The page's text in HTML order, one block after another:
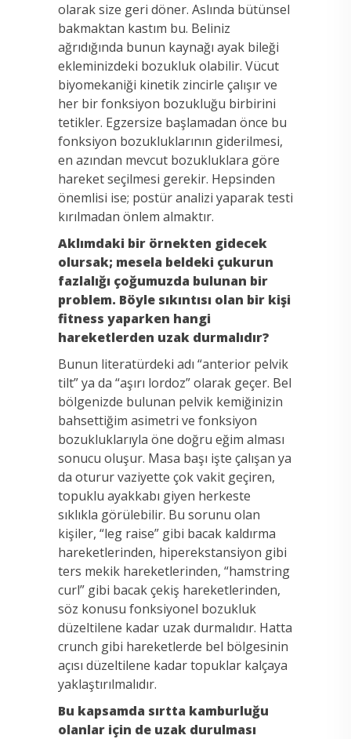
olarak size geri döner. Aslında bütünsel
bakmaktan kastım bu. Beliniz
ağrıdığında bunun kaynağı ayak bileği
ekleminizdeki bozukluk olabilir. Vücut
biyomekaniği kinetik zincirle çalışır ve
her bir fonksiyon bozukluğu birbirini
tetikler. Egzersize başlamadan önce bu
fonksiyon bozukluklarının giderilmesi,
en azından mevcut bozukluklara göre
hareket seçilmesi gerekir. Hepsinden
önemlisi ise; postür analizi yaparak testi
kırılmadan önlem almaktır.
Aklımdaki bir örnekten gidecek
olursak; mesela beldeki çukurun
fazlalığı çoğumuzda bulunan bir
problem. Böyle sıkıntısı olan bir kişi
fitness yaparken hangi
hareketlerden uzak durmalıdır?
Bunun literatürdeki adı “anterior pelvik
tilt” ya da “aşırı lordoz” olarak geçer. Bel
bölgenizde bulunan pelvik kemiğinizin
bahsettiğim asimetri ve fonksiyon
bozukluklarıyla öne doğru eğim alması
sonucu oluşur. Masa başı işte çalışan ya
da oturur vaziyette çok vakit geçiren,
topuklu ayakkabı giyen herkeste
sıklıkla görülebilir. Bu sorunu olan
kişiler, “leg raise” gibi bacak kaldırma
hareketlerinden, hiperekstansiyon gibi
ters mekik hareketlerinden, “hamstring
curl” gibi bacak çekiş hareketlerinden,
söz konusu fonksiyonel bozukluk
düzeltilene kadar uzak durmalıdır. Hatta
crunch gibi hareketlerde bel bölgesinin
açısı düzeltilene kadar topuklar kalçaya
yaklaştırılmalıdır.
Bu kapsamda sırtta kamburluğu
olanlar için de uzak durulması